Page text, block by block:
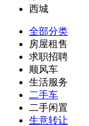
西城
全部分类
房屋租售
求职招聘
顺风车
生活服务
二手车
二手闲置
生意转让